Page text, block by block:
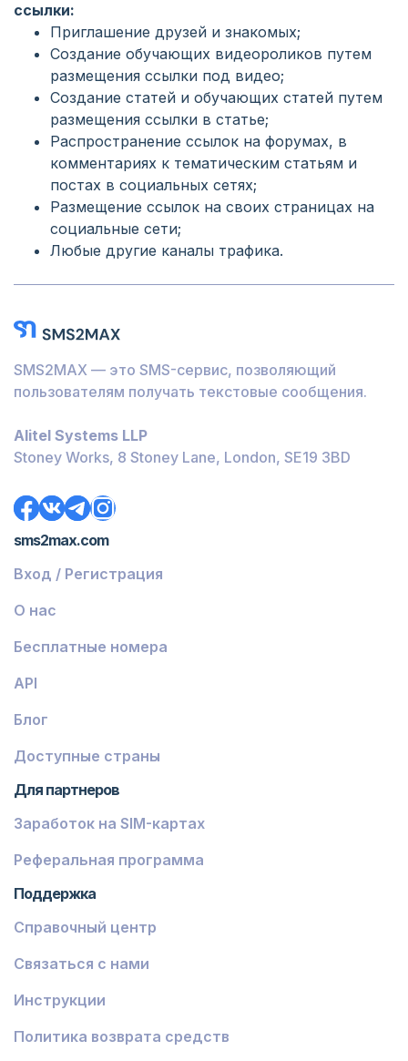
ссылки:
Приглашение друзей и знакомых;
Создание обучающих видеороликов путем
размещения ссылки под видео;
Создание статей и обучающих статей путем
размещения ссылки в статье;
Распространение ссылок на форумах, в
комментариях к тематическим статьям и
постах в социальных сетях;
Размещение ссылок на своих страницах на
социальные сети;
Любые другие каналы трафика.
SMS2MAX — это SMS-сервис, позволяющий
пользователям получать текстовые сообщения.
Alitel Systems LLP
Stoney Works, 8 Stoney Lane, London, SE19 3BD
sms2max.com
Вход / Регистрация
О нас
Бесплатные номера
API
Блог
Доступные страны
Для партнеров
Заработок на SIM-картах
Реферальная программа
Поддержка
Справочный центр
Связаться с нами
Инструкции
Политика возврата средств